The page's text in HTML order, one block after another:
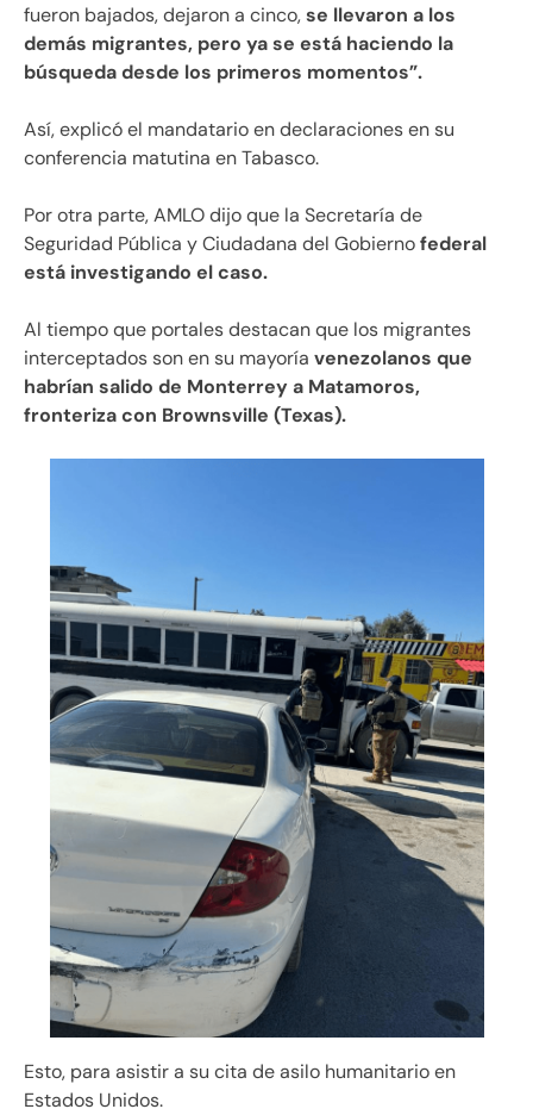
fueron bajados, dejaron a cinco,se llevaron a los
demás migrantes, pero ya se está haciendo la
búsqueda desde los primeros momentos”.
Así, explicó el mandatario en declaraciones en su
conferencia matutina en Tabasco.
Por otra parte, AMLO dijo que la Secretaría de
Seguridad Pública y Ciudadana del Gobiernofederal
está investigando el caso.
Al tiempo que portales destacan que los migrantes
interceptados son en su mayoría venezolanos que
habrían salido de Monterrey a Matamoros,
fronteriza con Brownsville (Texas).
Esto, para asistir a su cita de asilo humanitario en
Estados Unidos.